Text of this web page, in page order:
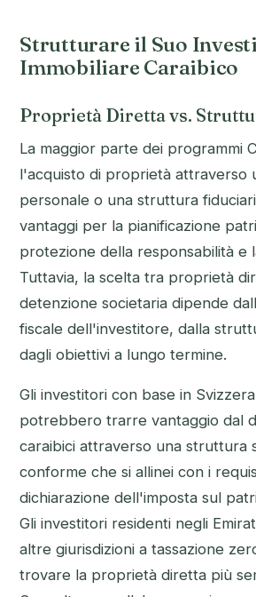
Strutturare il Suo
Immobiliare Caraibico
Proprietà Diretta vs.
La maggior parte dei programmi
l'acquisto di proprietà attraverso
personale o una struttura
vantaggi per la pianificazione
protezione della responsabilità e
Tuttavia, la scelta tra proprietà
detenzione societaria dipende
fiscale dell'investitore, dalla
dagli obiettivi a lungo termine.
Gli investitori con base in
potrebbero trarre vantaggio dal
caraibici attraverso una struttura
conforme che si allinei con i
dichiarazione dell'imposta sul
Gli investitori residenti negli
altre giurisdizioni a tassazione
trovare la proprietà diretta più